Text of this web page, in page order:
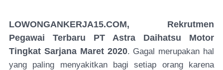
LOWONGANKERJA15.COM, Rekrutmen
Pegawai Terbaru PT Astra Daihatsu Motor
Tingkat Sarjana Maret 2020. Gagal merupakan hal
yang paling menyakitkan bagi setiap orang karena